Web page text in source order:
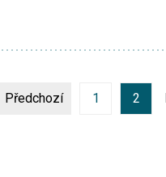
Předchozí 1 2